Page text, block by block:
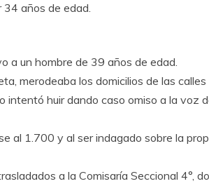
34 años de edad.
a un hombre de 39 años de edad.
merodeaba los domicilios de las
intentó huir dando caso omiso a la voz
al 1.700 y al ser indagado sobre la
a la Comisaría Seccional 4°,